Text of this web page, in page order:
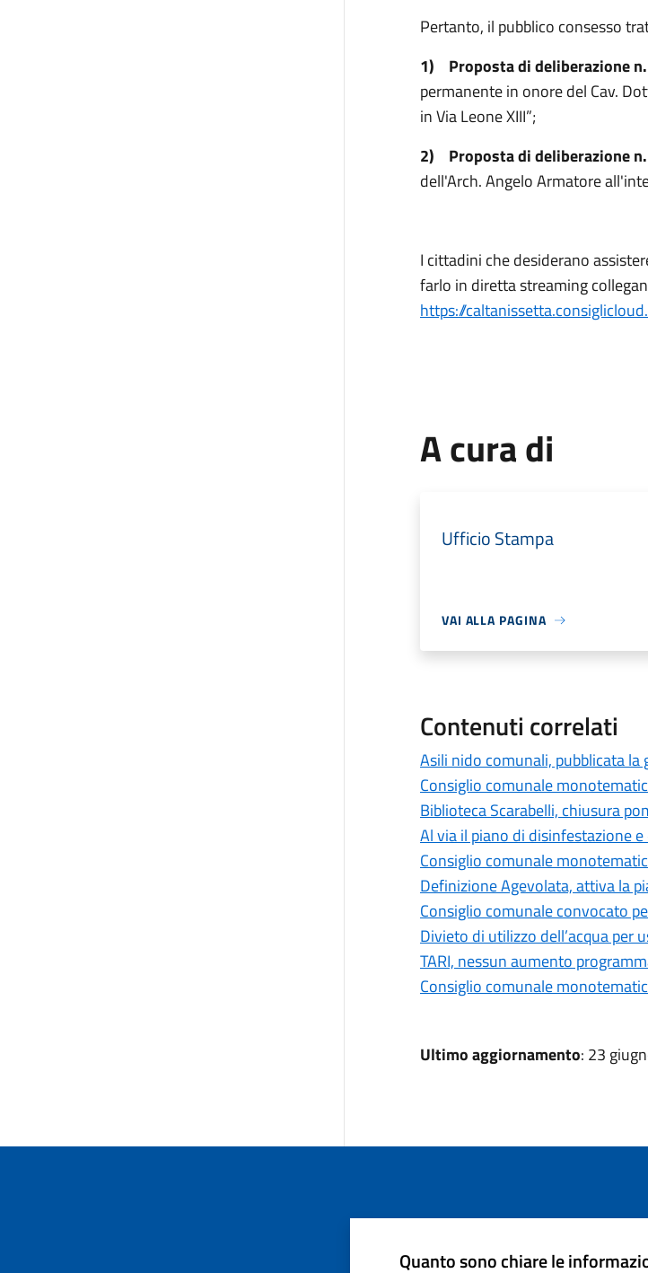
Pertanto, il pubblico consesso
1)
Proposta di deliberazione
permanente in onore del Cav.
in Via Leone XIII”;
2) Proposta di deliberazione
dell'Arch. Angelo Armatore
I cittadini che desiderano
farlo in diretta streaming
https://
A cura di
Ufficio Stampa
VAI ALLA PAGINA
Contenuti correlati
Asili nido comunali, pubblicata
Consiglio comunale
Biblioteca Scarabelli, chiusura
Al via il piano di disinfestazione
Consiglio comunale
Definizione Agevolata, attiva la
Consiglio comunale convocato
Divieto di utilizzo dell’acqua per
TARI, nessun aumento
Consiglio comunale
Ultimo aggiornamento: 23
Quanto sono chiare le